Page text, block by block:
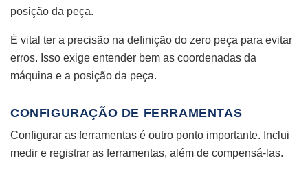
posição da peça.
É vital ter a precisão na definição do zero peça para evitar
erros. Isso exige entender bem as coordenadas da
máquina e a posição da peça.
CONFIGURAÇÃO DE FERRAMENTAS
Configurar as ferramentas é outro ponto importante. Inclui
medir e registrar as ferramentas, além de compensá-las.